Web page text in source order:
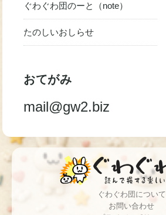
ぐわぐわ団のーと（note）
たのしいおしらせ
おてがみ
mail@gw2.biz
ぐわぐわ団について
お問い合わせ